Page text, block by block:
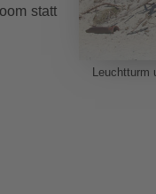
Leuchtturm
statt